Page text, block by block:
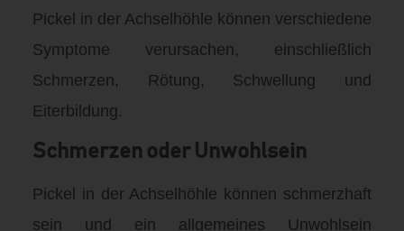
Pickel in der Achselhöhle können verschiedene
Symptome verursachen, einschließlich
Schmerzen, Rötung, Schwellung und
Eiterbildung.
Schmerzen oder Unwohlsein
Pickel in der Achselhöhle können schmerzhaft
sein und ein allgemeines Unwohlsein